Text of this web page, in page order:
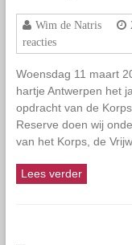
Wim de Natris
reacties
Woensdag 11 maart
hartje Antwerpen het
opdracht van de
Reserve doen wij
van het Korps, de
Lees verder